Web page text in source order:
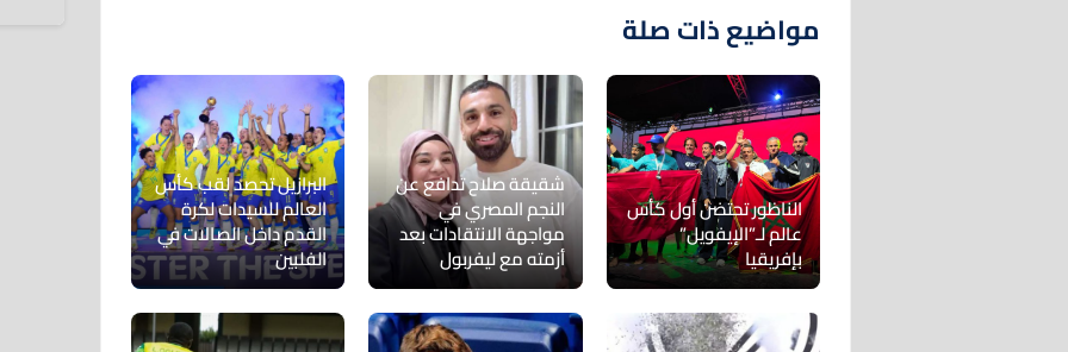
مواضيع ذات صلة
الناظور تحتضن أول كأس
عالم لـ”الإيفويل”
بإفريقيا
شقيقة صلاح تدافع عن
النجم المصري في
مواجهة الانتقادات بعد
أزمته مع ليفربول
البرازيل تحصد لقب كأس
العالم للسيدات لكرة
القدم داخل الصالات في
الفلبين